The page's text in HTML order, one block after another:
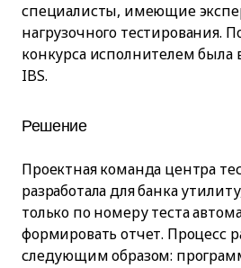
специалисты, имеющие
нагрузочного тестирования.
конкурса исполнителем
IBS.
Решение
Проектная команда центра
разработала для банка
только по номеру теста
формировать отчет. Процесс
следующим образом: